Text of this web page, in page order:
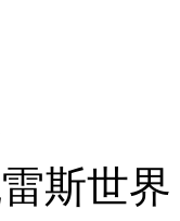
斯世